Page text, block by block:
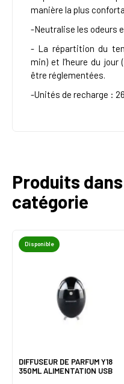
manière la plus
-Neutralise les odeurs
- La répartition du
min) et l’heure du
être réglementées.
-Unités de recharge :
Produits
catégorie
Disponible
DIFFUSEUR DE PARFUM Y18
350ML ALIMENTATION USB